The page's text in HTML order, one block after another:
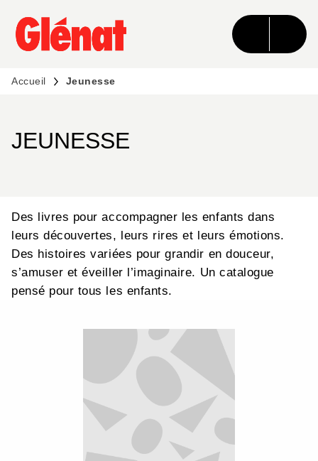
MENU RECHERCHE CONTENU
PIED DE PAGE
Accueil Jeunesse
JEUNESSE
Des livres pour accompagner les enfants dans
leurs découvertes, leurs rires et leurs émotions.
Des histoires variées pour grandir en douceur,
s’amuser et éveiller l’imaginaire. Un catalogue
pensé pour tous les enfants.